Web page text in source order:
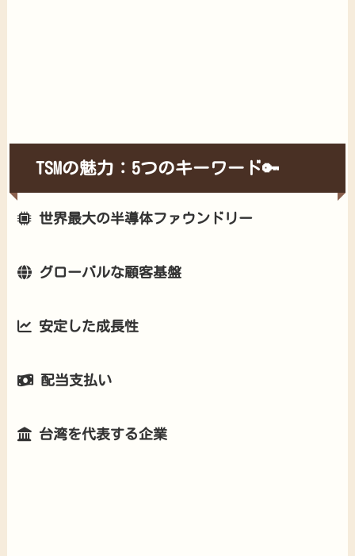
TSMの魅力：5つのキーワード🔑
世界最大の半導体ファウンドリー
グローバルな顧客基盤
安定した成長性
配当支払い
台湾を代表する企業